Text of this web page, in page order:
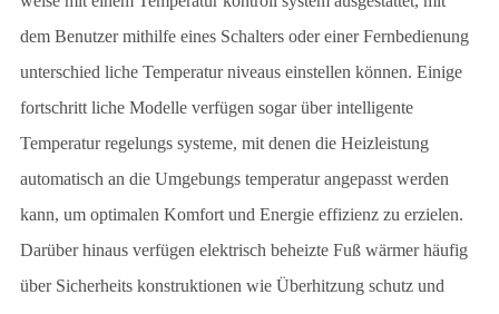
dem Benutzer mithilfe eines Schalters oder einer Fernbedienung
unterschied liche Temperatur niveaus einstellen können. Einige
fortschritt liche Modelle verfügen sogar über intelligente
Temperatur regelungs systeme, mit denen die Heizleistung
automatisch an die Umgebungs temperatur angepasst werden
kann, um optimalen Komfort und Energie effizienz zu erzielen.
Darüber hinaus verfügen elektrisch beheizte Fuß wärmer häufig
über Sicherheits konstruktionen wie Überhitzung schutz und